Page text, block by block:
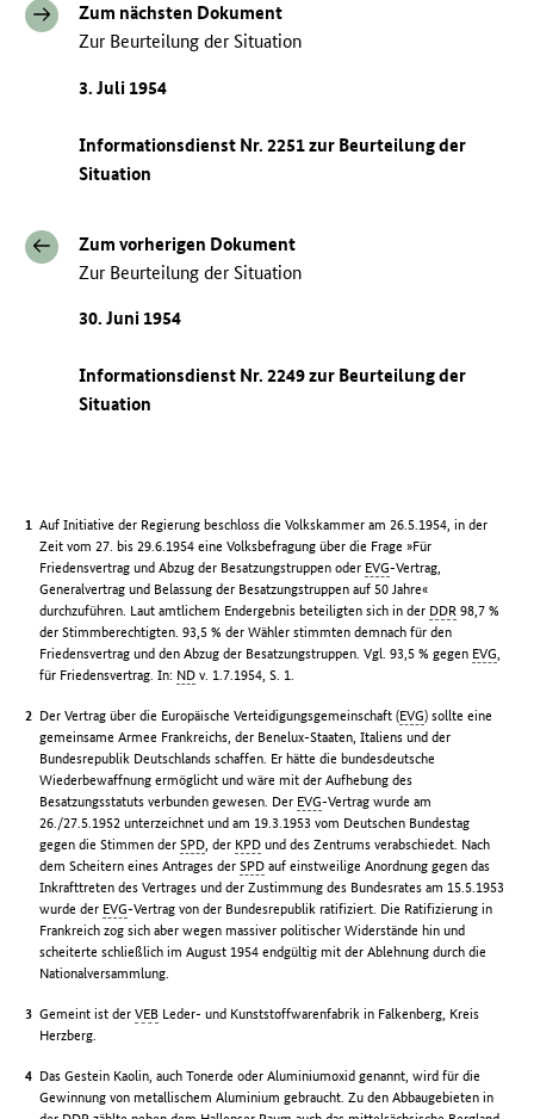
Zum nächsten Dokument
Zur Beurteilung der Situation
3. Juli 1954
Informationsdienst Nr. 2251 zur Beurteilung der
Situation
Zum vorherigen Dokument
Zur Beurteilung der Situation
30. Juni 1954
Informationsdienst Nr. 2249 zur Beurteilung der
Situation
Auf Initiative der Regierung beschloss die Volkskammer am 26.5.1954, in der
Zeit vom 27. bis 29.6.1954 eine Volksbefragung über die Frage »Für
Friedensvertrag und Abzug der Besatzungstruppen oder EVG-Vertrag,
Generalvertrag und Belassung der Besatzungstruppen auf 50 Jahre«
durchzuführen. Laut amtlichem Endergebnis beteiligten sich in der DDR 98,7 %
der Stimmberechtigten. 93,5 % der Wähler stimmten demnach für den
Friedensvertrag und den Abzug der Besatzungstruppen. Vgl. 93,5 % gegen EVG,
für Friedensvertrag. In: ND v. 1.7.1954, S. 1.
Der Vertrag über die Europäische Verteidigungsgemeinschaft (EVG) sollte eine
gemeinsame Armee Frankreichs, der Benelux-Staaten, Italiens und der
Bundesrepublik Deutschlands schaffen. Er hätte die bundesdeutsche
Wiederbewaffnung ermöglicht und wäre mit der Aufhebung des
Besatzungsstatuts verbunden gewesen. Der EVG-Vertrag wurde am
26./27.5.1952 unterzeichnet und am 19.3.1953 vom Deutschen Bundestag
gegen die Stimmen derSPD, der KPD und des Zentrums verabschiedet. Nach
dem Scheitern eines Antrages derSPD auf einstweilige Anordnung gegen das
Inkrafttreten des Vertrages und der Zustimmung des Bundesrates am 15.5.1953
wurde der EVG-Vertrag von der Bundesrepublik ratifiziert. Die Ratifizierung in
Frankreich zog sich aber wegen massiver politischer Widerstände hin und
scheiterte schließlich im August 1954 endgültig mit der Ablehnung durch die
Nationalversammlung.
Gemeint ist derVEB Leder- und Kunststoffwarenfabrik in Falkenberg, Kreis
Herzberg.
Das Gestein Kaolin, auch Tonerde oder Aluminiumoxid genannt, wird für die
Gewinnung von metallischem Aluminium gebraucht. Zu den Abbaugebieten in